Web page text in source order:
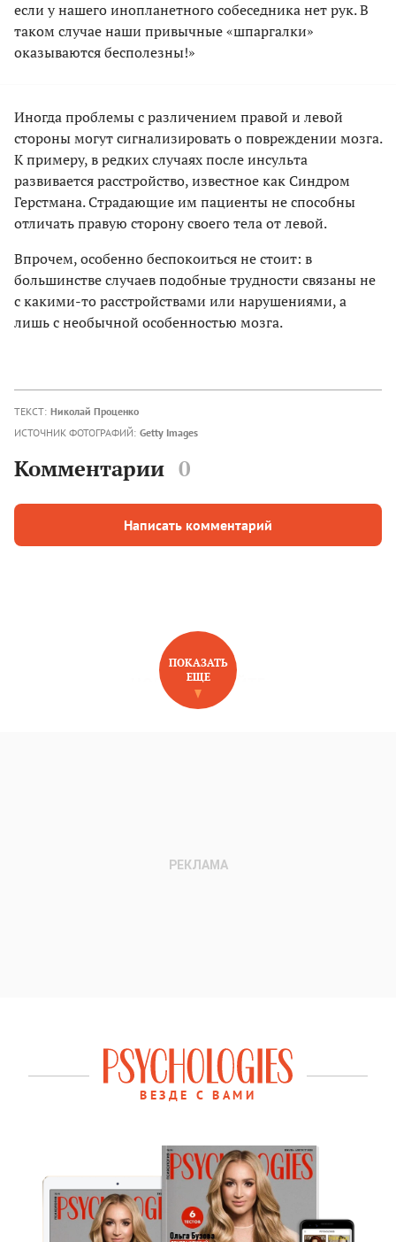
если у нашего инопланетного собеседника нет рук. В
таком случае наши привычные «шпаргалки»
оказываются бесполезны!»
Иногда проблемы с различением правой и левой
стороны могут сигнализировать о повреждении мозга.
К примеру, в редких случаях после инсульта
развивается расстройство, известное как Синдром
Герстмана. Страдающие им пациенты не способны
отличать правую сторону своего тела от левой.
Впрочем, особенно беспокоиться не стоит: в
большинстве случаев подобные трудности связаны не
с какими-то расстройствами или нарушениями, а
лишь с необычной особенностью мозга.
ТЕКСТ: Николай Проценко
ИСТОЧНИК ФОТОГРАФИЙ: Getty Images
Комментарии 0
Написать комментарий
НОВОЕ НА САЙТЕ
ПОКАЗАТЬ
ЕЩЕ
ВЕЗДЕ С ВАМИ